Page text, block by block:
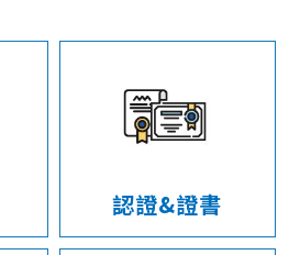
認證&證書